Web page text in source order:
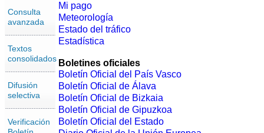
Consulta
avanzada
Textos
consolidados
Difusión
selectiva
Verificación
Mi pago
Meteorología
Estado del tráfico
Estadística
Boletines oficiales
Boletín Oficial del País Vasco
Boletín Oficial de Álava
Boletín Oficial de Bizkaia
Boletín Oficial de Gipuzkoa
Boletín Oficial del Estado